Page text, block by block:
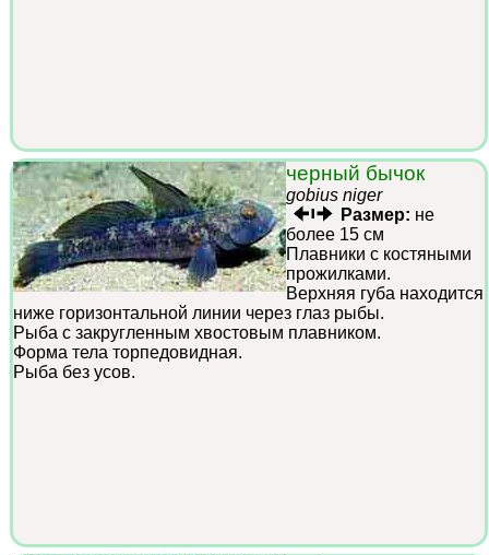
черный бычок
gobius niger
Размер: не
более 15 см
Плавники с костяными
прожилками.
Верхняя губа находится
ниже горизонтальной линии через глаз рыбы.
Рыба с закругленным хвостовым плавником.
Форма тела торпедовидная.
Рыба без усов.